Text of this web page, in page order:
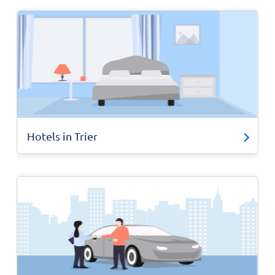
Hotels in Trier